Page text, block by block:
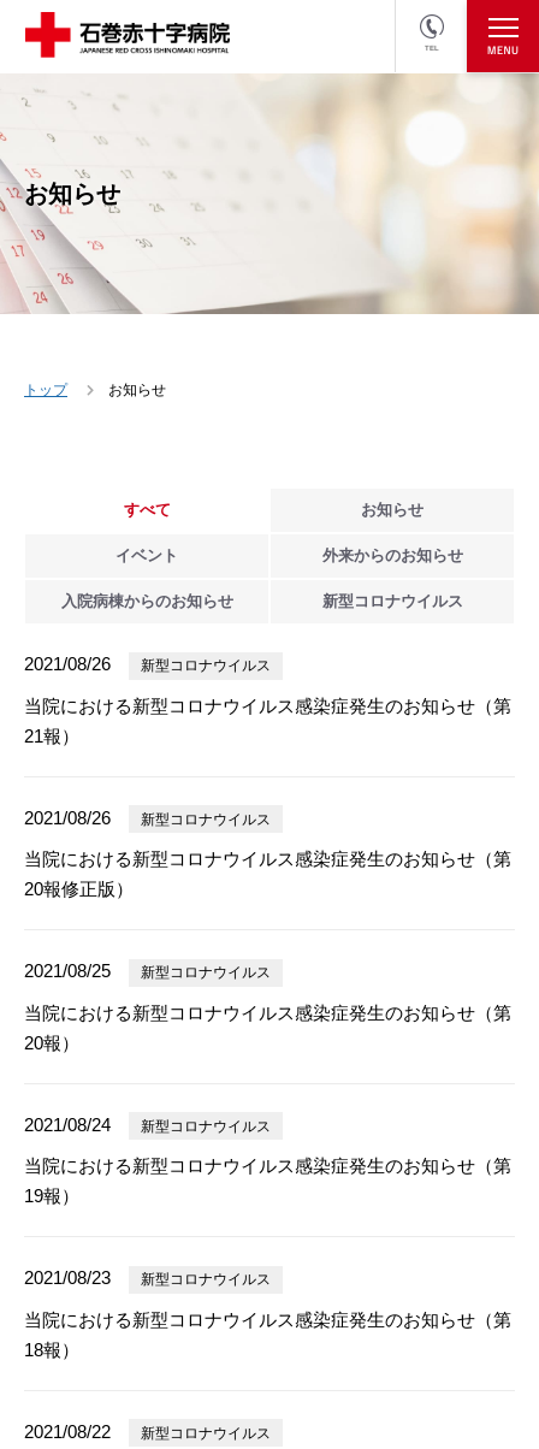
TEL
医療関係者の方
お知らせ
トップ お知らせ
すべて お知らせ
イベント 外来からのお知らせ
入院病棟からのお知らせ 新型 コロナウイルス
2021/08/26 新型コロナウイルス
当院における新型コロナウイルス感染症発生のお知らせ（第
21報）
2021/08/26 新型コロナウイルス
当院における新型コロナウイルス感染症発生のお知らせ（第
20報修正版）
2021/08/25 新型コロナウイルス
当院における新型コロナウイルス感染症発生のお知らせ（第
20報）
2021/08/24 新型コロナウイルス
当院における新型コロナウイルス感染症発生のお知らせ（第
19報）
2021/08/23 新型コロナウイルス
当院における新型コロナウイルス感染症発生のお知らせ（第
18報）
2021/08/22 新型コロナウイルス